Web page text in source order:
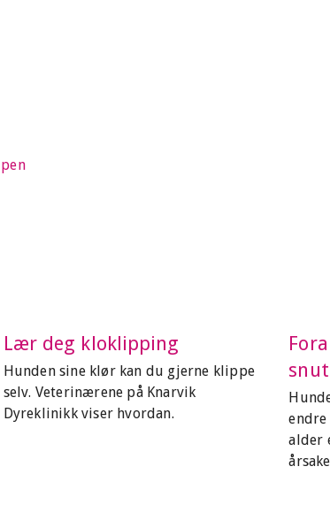
Lær deg kloklipping
Hunden sine klør kan du gjerne klippe
selv. Veterinærene på Knarvik
Dyreklinikk viser hvordan.
endre
alder